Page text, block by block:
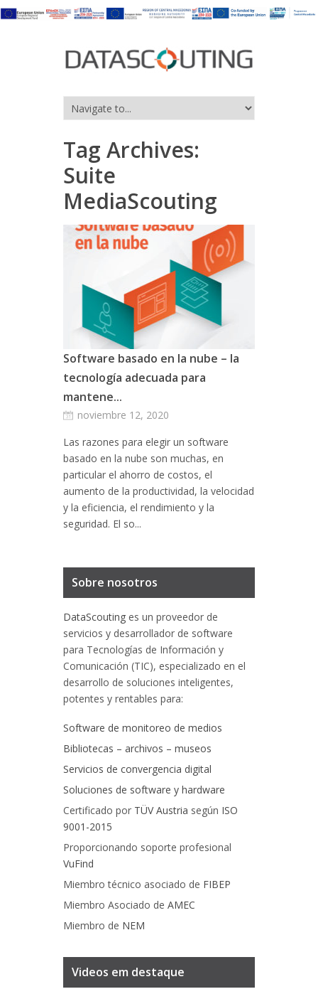
Tag Archives:
Suite
MediaScouting
Software basado en la nube – la
tecnología adecuada para
mantene...
noviembre 12, 2020
Las razones para elegir un software
basado en la nube son muchas, en
particular el ahorro de costos, el
aumento de la productividad, la velocidad
y la eficiencia, el rendimiento y la
seguridad. El so...
Sobre nosotros
DataScouting es un proveedor de
servicios y desarrollador de software
para Tecnologías de Información y
Comunicación (TIC), especializado en el
desarrollo de soluciones inteligentes,
potentes y rentables para:
Software de monitoreo de medios
Bibliotecas – archivos – museos
Servicios de convergencia digital
Soluciones de software y hardware
Certificado por TÜV Austria según ISO
9001-2015
Proporcionando soporte profesional
VuFind
Miembro técnico asociado de FIBEP
Miembro Asociado de AMEC
Miembro de NEM
Videos em destaque